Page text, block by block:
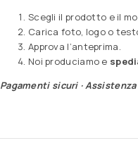
Scegli il prodotto e il
Carica foto, logo o
Approva l’anteprima.
Noi produciamo e
Pagamenti sicuri ·